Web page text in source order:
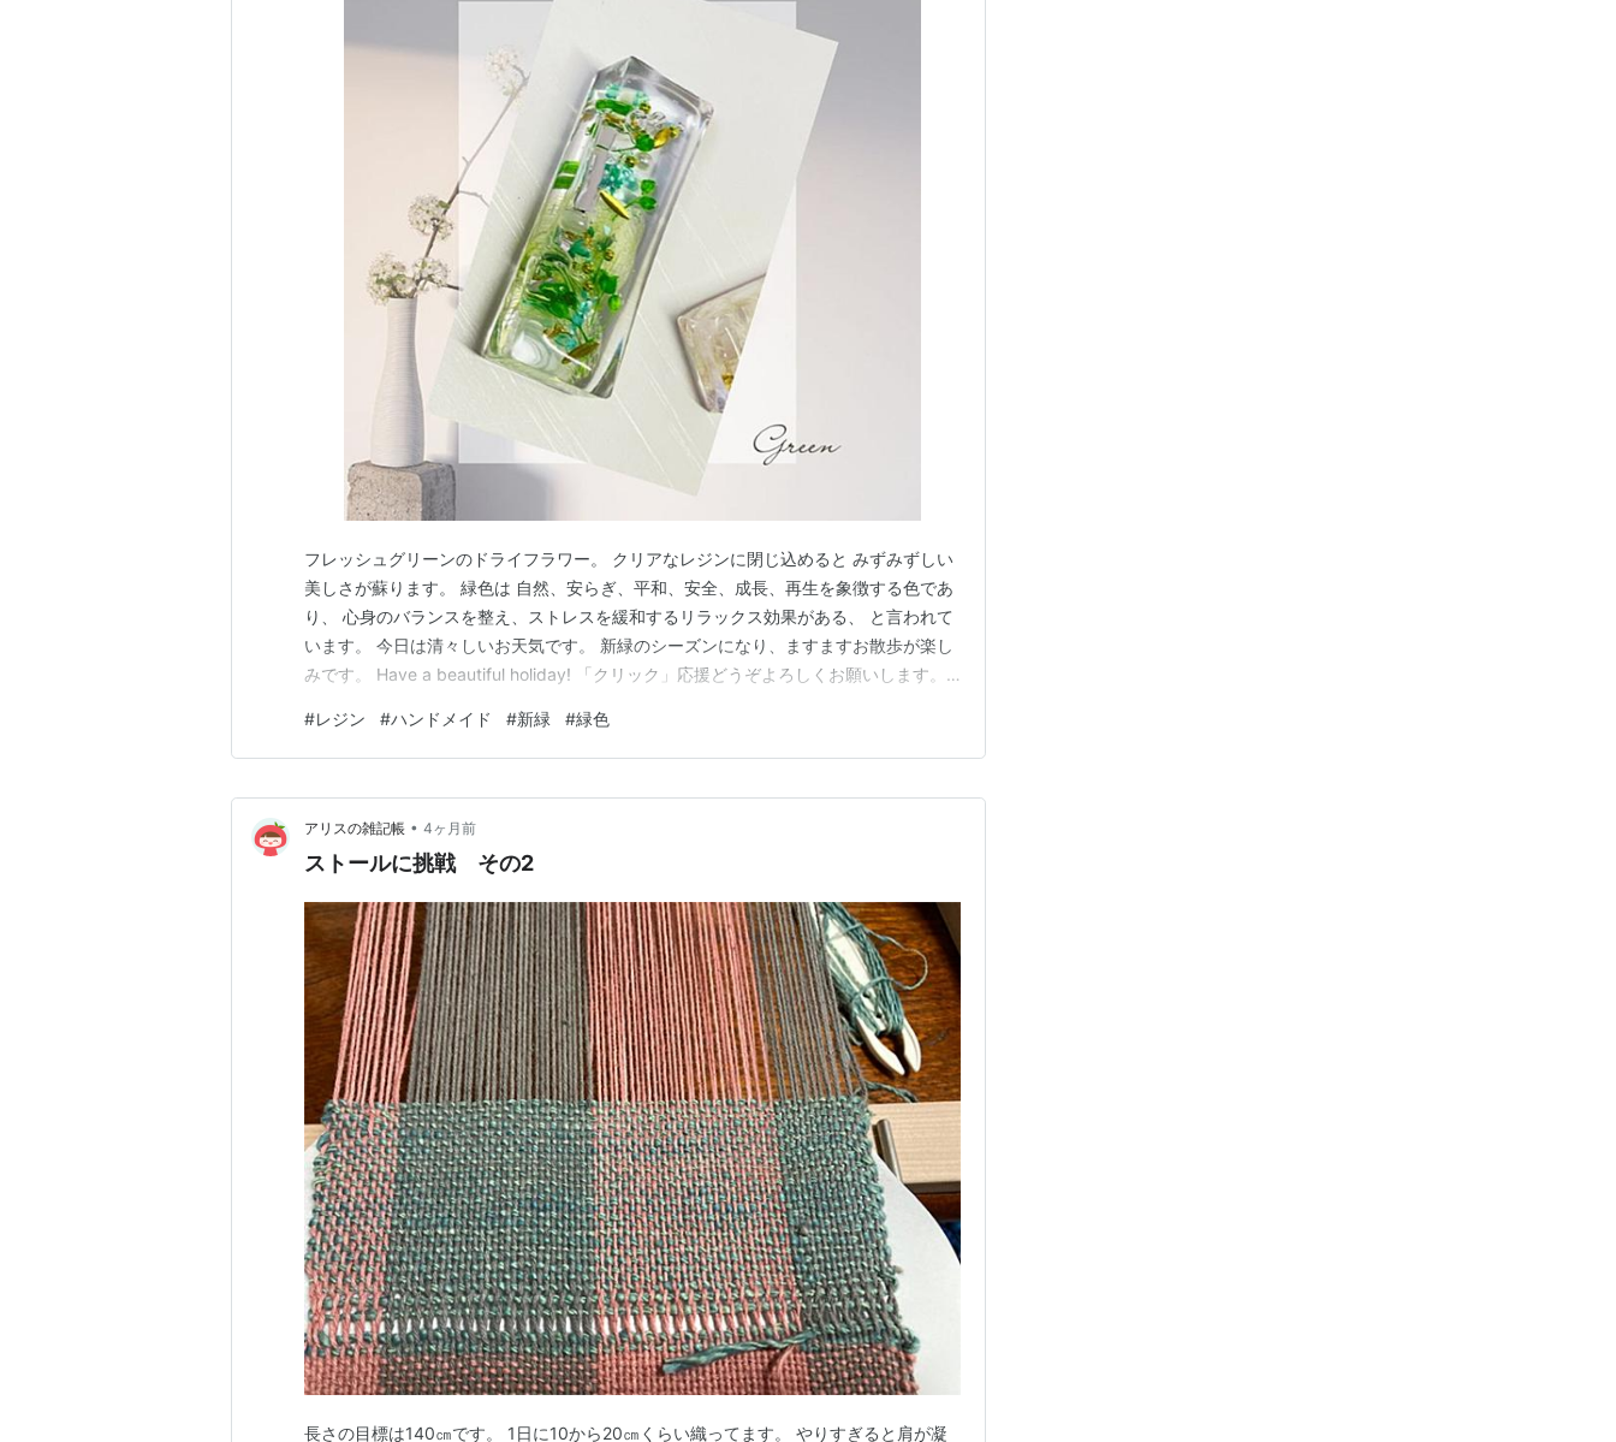
フレッシュグリーンのドライフラワー。 クリアなレジンに閉じ込めると みずみずしい
美しさが蘇ります。 緑色は 自然、安らぎ、平和、安全、成長、再生を象徴する色であ
り、 心身のバランスを整え、ストレスを緩和するリラックス効果がある、 と言われて
います。 今日は清々しいお天気です。 新緑のシーズンになり、ますますお散歩が楽し
みです。 Have a beautiful holiday! 「クリック」応援どうぞよろしくお願いします。
#レジン #ハンドメイド #新緑 #緑色
アリスの雑記帳 • 4ヶ月前
ストールに挑戦 その2
長さの目標は140㎝です。 1日に10から20㎝くらい織ってます。 やりすぎると肩が凝